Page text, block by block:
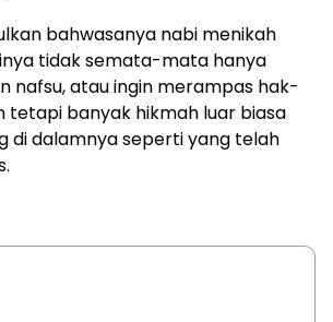
bahwasanya nabi menikah
tidak semata-mata hanya
nafsu, atau ingin merampas hak-
tetapi banyak hikmah luar biasa
di dalamnya seperti yang telah